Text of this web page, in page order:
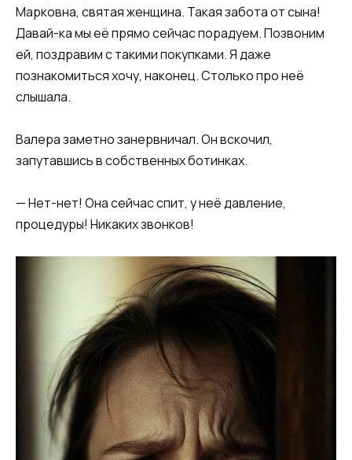
Марковна, святая женщина. Такая забота от сына!
Давай-ка мы её прямо сейчас порадуем. Позвоним
ей, поздравим с такими покупками. Я даже
познакомиться хочу, наконец. Столько про неё
слышала.
Валера заметно занервничал. Он вскочил,
запутавшись в собственных ботинках.
— Нет-нет! Она сейчас спит, у неё давление,
процедуры! Никаких звонков!